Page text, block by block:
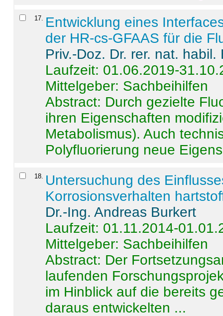
17
Entwicklung eines
der HR-cs-GFAAS für die
Priv.-Doz. Dr. rer. nat.
Laufzeit: 01.06.2019-
Mittelgeber: Sachbeihilfen
Abstract: Durch gezielte
ihren Eigenschaften
Metabolismus). Auch
Polyfluorierung neue
18
Untersuchung des
Korrosionsverhalten
Dr.-Ing. Andreas Burkert
Laufzeit: 01.11.2014-
Mittelgeber: Sachbeihilfen
Abstract: Der
laufenden
im Hinblick auf die bereits
daraus entwickelten ...